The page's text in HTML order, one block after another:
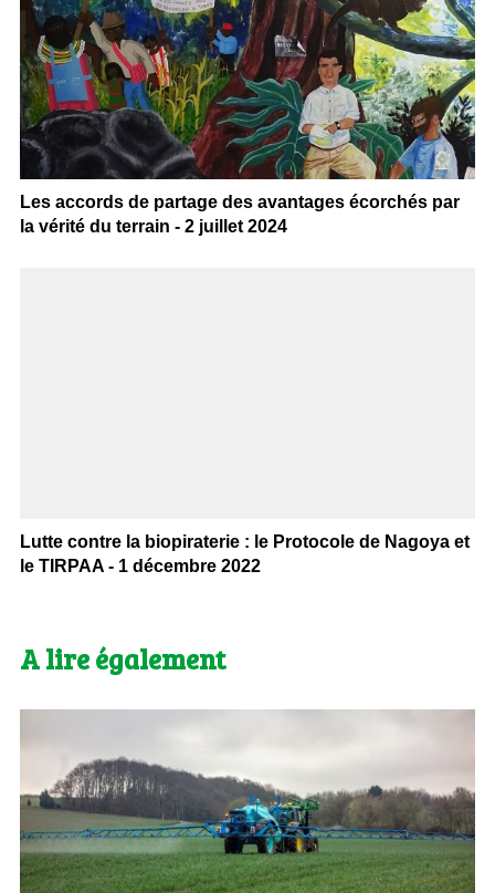
Les accords de partage des avantages écorchés par
la vérité du terrain - 2 juillet 2024
Lutte contre la biopiraterie : le Protocole de Nagoya et
le TIRPAA - 1 décembre 2022
A lire également